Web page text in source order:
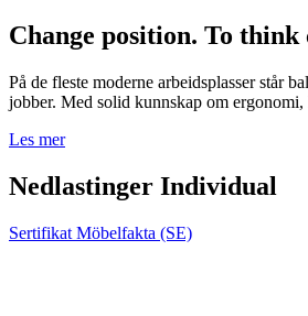
Change position. To think
På de fleste moderne arbeidsplasser står
jobber. Med solid kunnskap om
Les mer
Nedlastinger Individual
Sertifikat Möbelfakta (SE)